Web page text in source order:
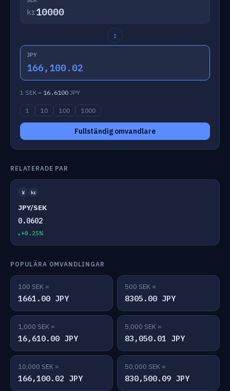
kr
↕
JPY
166,100.02
1 SEK = 16.6100 JPY
1 10 100 1000
Fullständig omvandlare
RELATERADE PAR
¥ kr
JPY/SEK
0.0602
+0.25%
POPULÄRA OMVANDLINGAR
100 SEK =
1661.00 JPY
500 SEK =
8305.00 JPY
1,000 SEK =
16,610.00 JPY
5,000 SEK =
83,050.01 JPY
10,000 SEK =
166,100.02 JPY
50,000 SEK =
830,500.09 JPY